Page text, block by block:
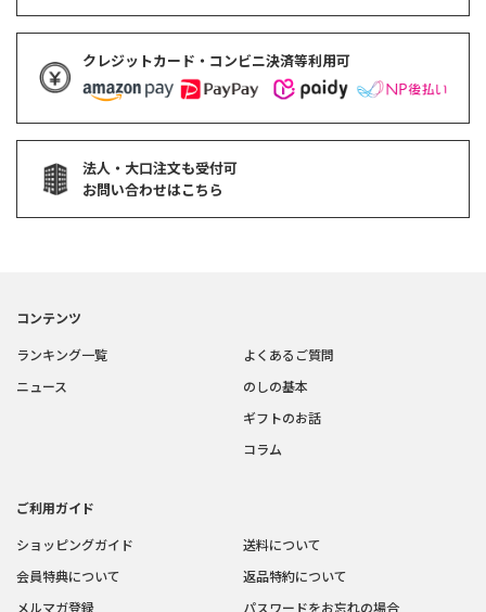
クレジットカード・コンビニ決済等利用可
法人・大口注文も受付可
お問い合わせはこちら
コンテンツ
ランキング一覧
ニュース
よくあるご質問
のしの基本
ギフトのお話
コラム
ご利用ガイド
ショッピングガイド
会員特典について
メルマガ登録
送料について
返品特約について
パスワードをお忘れの場合